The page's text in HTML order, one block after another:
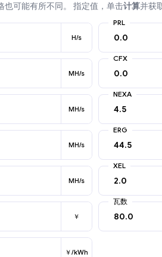
也可能有所不同。 指定值，单击计算并获
H/s
PRL
MH/s
CFX
MH/s
NEXA
MH/s
ERG
MH/s
XEL
￥
瓦数
￥/kWh